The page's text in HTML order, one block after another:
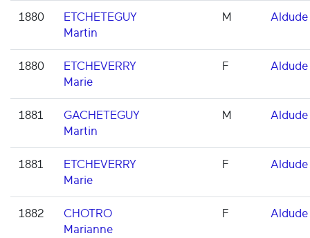
1880
ETCHETEGUY
Martin
M Aldude
1880
ETCHEVERRY
Marie
F Aldude
1881
GACHETEGUY
Martin
M Aldude
1881
ETCHEVERRY
Marie
F Aldude
1882
CHOTRO
Marianne
F Aldude